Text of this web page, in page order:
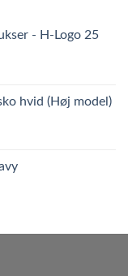
- H-Logo 25
hvid (Høj model)